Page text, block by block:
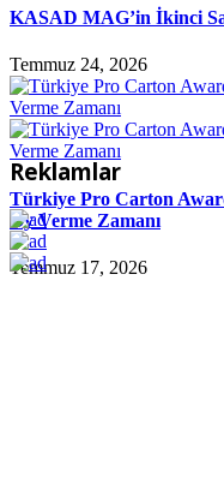
KASAD MAG’in İkinci
Temmuz 24, 2026
Türkiye Pro Carton
Oy Verme Zamanı
Temmuz 17, 2026
Reklamlar